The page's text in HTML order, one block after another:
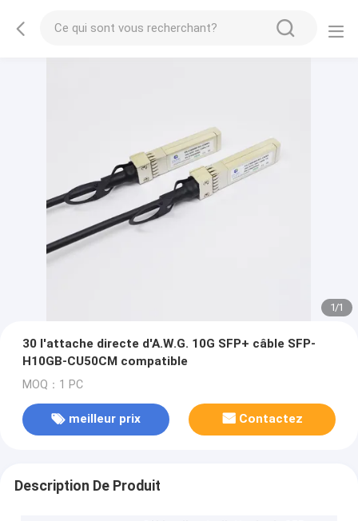
1/1
30 l'attache directe d'A.W.G. 10G SFP+ câble SFP-
H10GB-CU50CM compatible
MOQ：1 PC
meilleur prix Contactez
Description De Produit